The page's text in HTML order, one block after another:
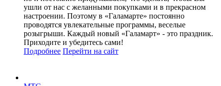
ушли от нас с желанными покупками и в прекрасном
настроении. Поэтому в «Галамарте» постоянно
проводятся увлекательные программы, веселые
розыгрыши. Каждый новый «Галамарт» - это праздник.
Приходите и убедитесь сами!
Подробнее Перейти на сайт